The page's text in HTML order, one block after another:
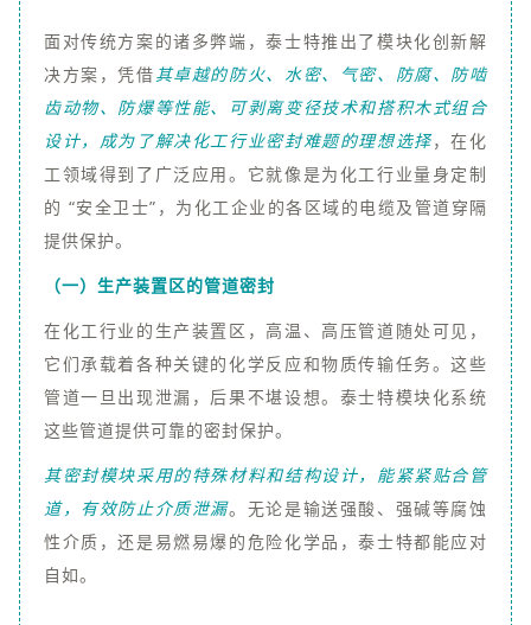
面对传统方案的诸多弊端，泰士特推出了模块化创新解
决方案，凭借其卓越的防火、水密、气密、防腐、防啮
齿动物、防爆等性能、可剥离变径技术和搭积木式组合
设计，成为了解决化工行业密封难题的理想选择，在化
工领域得到了广泛应用。它就像是为化工行业量身定制
的 “安全卫士”，为化工企业的各区域的电缆及管道穿隔
提供保护。
（一）生产装置区的管道密封
在化工行业的生产装置区，高温、高压管道随处可见，
它们承载着各种关键的化学反应和物质传输任务。这些
管道一旦出现泄漏，后果不堪设想。泰士特模块化系统
这些管道提供可靠的密封保护。
其密封模块采用的特殊材料和结构设计，能紧紧贴合管
道，有效防止介质泄漏。无论是输送强酸、强碱等腐蚀
性介质，还是易燃易爆的危险化学品，泰士特都能应对
自如。